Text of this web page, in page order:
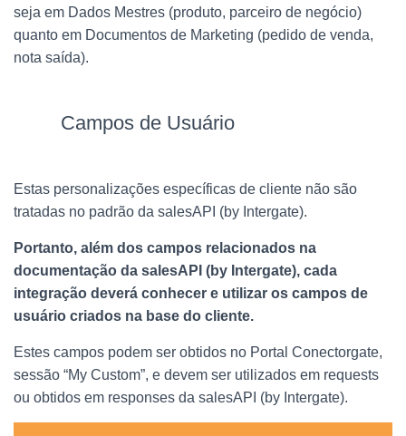
seja em Dados Mestres (produto, parceiro de negócio)
quanto em Documentos de Marketing (pedido de venda,
nota saída).
Campos de Usuário
Estas personalizações específicas de cliente não são
tratadas no padrão da salesAPI (by Intergate).
Portanto, além dos campos relacionados na
documentação da salesAPI (by Intergate), cada
integração deverá conhecer e utilizar os campos de
usuário criados na base do cliente.
Estes campos podem ser obtidos no Portal Conectorgate,
sessão “My Custom”, e devem ser utilizados em requests
ou obtidos em responses da salesAPI (by Intergate).